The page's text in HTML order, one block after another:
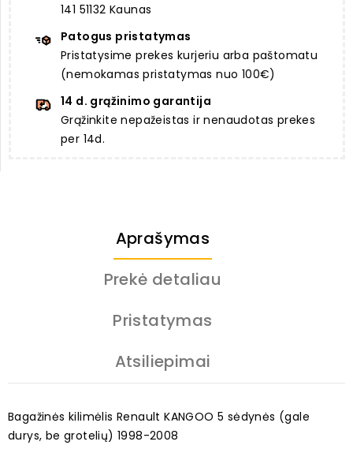
141 51132 Kaunas
Patogus pristatymas
Pristatysime prekes kurjeriu arba paštomatu
(nemokamas pristatymas nuo 100€)
14 d. grąžinimo garantija
Grąžinkite nepažeistas ir nenaudotas prekes
per 14d.
Aprašymas
Prekė detaliau
Pristatymas
Atsiliepimai
Bagažinės kilimėlis Renault KANGOO 5 sėdynės (gale
durys, be grotelių) 1998-2008